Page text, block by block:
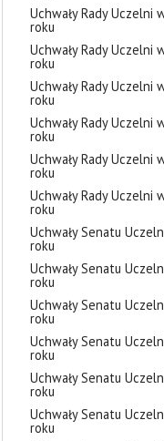
Uchwały Rady Uczelni
roku
Uchwały Rady Uczelni
roku
Uchwały Rady Uczelni
roku
Uchwały Rady Uczelni
roku
Uchwały Rady Uczelni
roku
Uchwały Rady Uczelni
roku
Uchwały Senatu
roku
Uchwały Senatu
roku
Uchwały Senatu
roku
Uchwały Senatu
roku
Uchwały Senatu
roku
Uchwały Senatu
roku